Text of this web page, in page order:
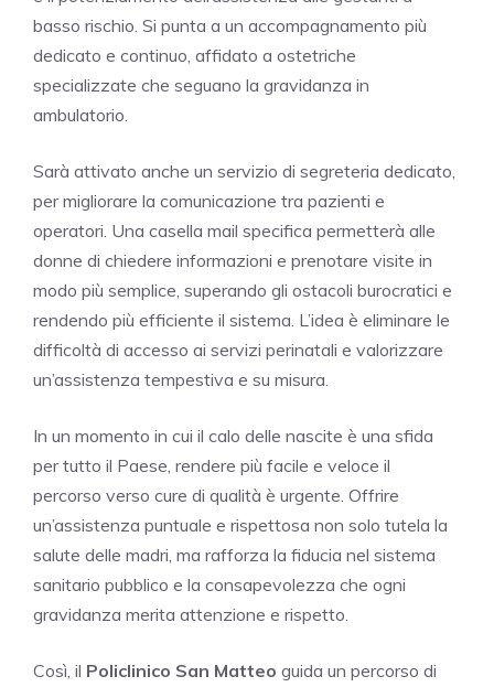
basso rischio. Si punta a un accompagnamento più
dedicato e continuo, affidato a ostetriche
specializzate che seguano la gravidanza in
ambulatorio.
Sarà attivato anche un servizio di segreteria dedicato,
per migliorare la comunicazione tra pazienti e
operatori. Una casella mail specifica permetterà alle
donne di chiedere informazioni e prenotare visite in
modo più semplice, superando gli ostacoli burocratici e
rendendo più efficiente il sistema. L’idea è eliminare le
difficoltà di accesso ai servizi perinatali e valorizzare
un’assistenza tempestiva e su misura.
In un momento in cui il calo delle nascite è una sfida
per tutto il Paese, rendere più facile e veloce il
percorso verso cure di qualità è urgente. Offrire
un’assistenza puntuale e rispettosa non solo tutela la
salute delle madri, ma rafforza la fiducia nel sistema
sanitario pubblico e la consapevolezza che ogni
gravidanza merita attenzione e rispetto.
Così, il Policlinico San Matteo guida un percorso di